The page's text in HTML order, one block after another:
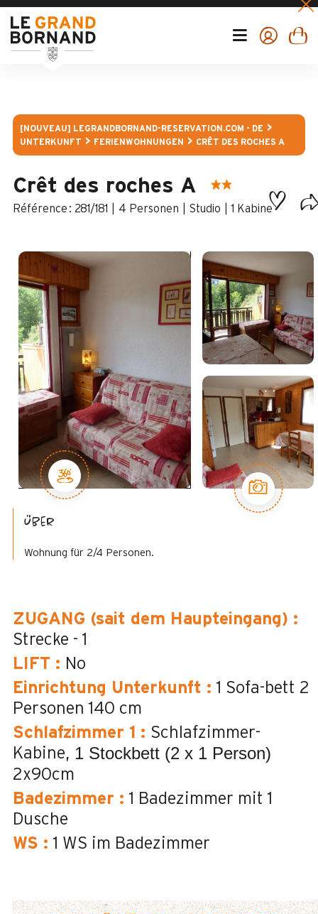
[NOUVEAU] LEGRANDBORNAND-RESERVATION.COM - DE
UNTERKUNFT
FERIENWOHNUNGEN CRÊT DES ROCHES A
Crêt des roches A
: 281/181 4 Personen Studio 1 Kabine
Über
Wohnung für 2/4 Personen.
ZUGANG (sait dem Haupteingang) :
Strecke - 1
LIFT : No
Einrichtung Unterkunft : 1 Sofa-bett 2
Personen 140 cm
Schlafzimmer 1 : Schlafzimmer-
Kabine
1 Stockbett (2 x 1 Person)
2x90cm
Badezimmer : 1 Badezimmer mit 1
Dusche
WS : 1 WS im Badezimmer